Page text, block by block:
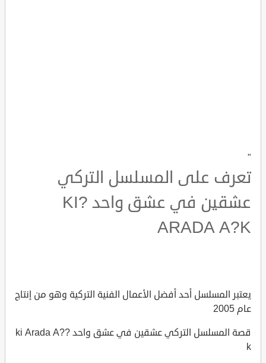
"
تعرف على المسلسل التركي
عشقين في عشق واحد ?KI
ARADA A?K
يعتبر المسلسل أحد أفضل الأعمال الفنية التركية وهو من إنتاج
عام 2005
قصة المسلسل التركي عشقين في عشق واحد ?ki Arada A?
k